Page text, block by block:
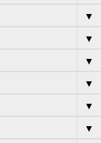
▼
▼
▼
▼
▼
▼